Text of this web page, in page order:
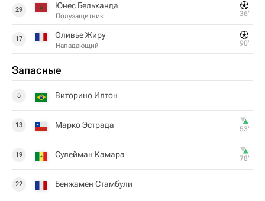
29 Юнес Бельханда
Полузащитник 36‎’‎
17 Оливье Жиру
Нападающий 90‎’‎
Запасные
5 Виторино Илтон
13 Марко Эстрада 53‎’‎
19 Сулейман Камара 78‎’‎
22 Бенжамен Стамбули